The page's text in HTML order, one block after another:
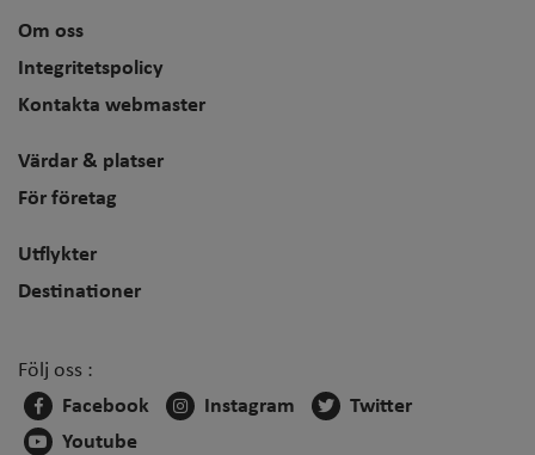
Om oss
Integritetspolicy
Kontakta webmaster
Värdar & platser
För företag
Utflykter
Destinationer
Följ oss :
Facebook
Instagram
Twitter
Youtube